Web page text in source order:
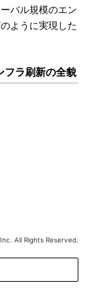
バル規模のエン
ように実現した
フラ刷新の全貌
All Rights Reserved.